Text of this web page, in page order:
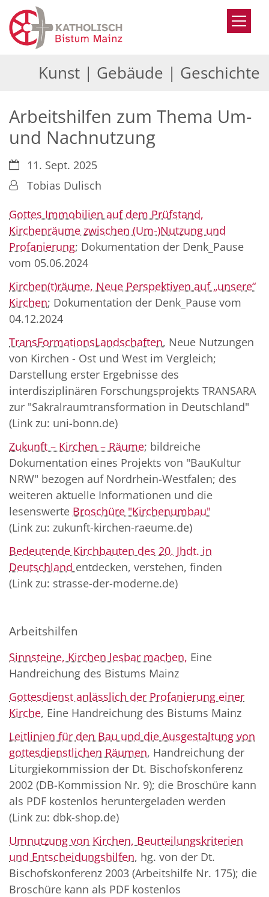
Zum Inhalt springen
Kunst | Gebäude | Geschichte
Arbeitshilfen zum Thema Um-
und Nachnutzung
Datum:11. Sept. 2025
Von:Tobias Dulisch
Gottes Immobilien auf dem Prüfstand,
Kirchenräume zwischen (Um-)Nutzung und
Profanierung; Dokumentation der Denk_Pause
vom 05.06.2024
Kirchen(t)räume, Neue Perspektiven auf „unsere“
Kirchen; Dokumentation der Denk_Pause vom
04.12.2024
TransFormationsLandschaften, Neue Nutzungen
von Kirchen - Ost und West im Vergleich;
Darstellung erster Ergebnisse des
interdisziplinären Forschungsprojekts TRANSARA
zur "Sakralraumtransformation in Deutschland"
(Link zu: uni-bonn.de)
Zukunft – Kirchen – Räume; bildreiche
Dokumentation eines Projekts von "BauKultur
NRW" bezogen auf Nordrhein-Westfalen; des
weiteren aktuelle Informationen und die
lesenswerte Broschüre "Kirchenumbau"
(Link zu: zukunft-kirchen-raeume.de)
Bedeutende Kirchbauten des 20. Jhdt. in
Deutschland entdecken, verstehen, finden
(Link zu: strasse-der-moderne.de)
Arbeitshilfen
Sinnsteine, Kirchen lesbar machen, Eine
Handreichung des Bistums Mainz
Gottesdienst anlässlich der Profanierung einer
Kirche, Eine Handreichung des Bistums Mainz
Leitlinien für den Bau und die Ausgestaltung von
gottesdienstlichen Räumen, Handreichung der
Liturgiekommission der Dt. Bischofskonferenz
2002 (DB-Kommission Nr. 9); die Broschüre kann
als PDF kostenlos heruntergeladen werden
(Link zu: dbk-shop.de)
Umnutzung von Kirchen, Beurteilungskriterien
und Entscheidungshilfen, hg. von der Dt.
Bischofskonferenz 2003 (Arbeitshilfe Nr. 175); die
Broschüre kann als PDF kostenlos